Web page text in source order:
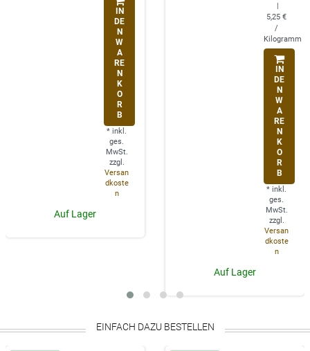
IN
DE
N
W
A
RE
N
K
O
R
B
* inkl.
ges.
MwSt.
zzgl.
Versan
dkoste
n
Auf Lager
|
5,25 €
/
Kilogramm
IN
DE
N
W
A
RE
N
K
O
R
B
* inkl.
ges.
MwSt.
zzgl.
Versan
dkoste
n
Auf Lager
EINFACH DAZU BESTELLEN